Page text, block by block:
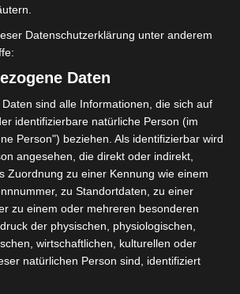
habe es für euch
aufgeschrieben.
Datenschutzerklärung unter anderem
Daten
sind alle Informationen, die sich auf
identifizierbare natürliche Person (im
Person") beziehen. Als identifizierbar wird
angesehen, die direkt oder indirekt,
Zuordnung zu einer Kennung wie einem
zu Standortdaten, zu einer
zu einem oder mehreren besonderen
der physischen, physiologischen,
wirtschaftlichen, kulturellen oder
natürlichen Person sind, identifiziert